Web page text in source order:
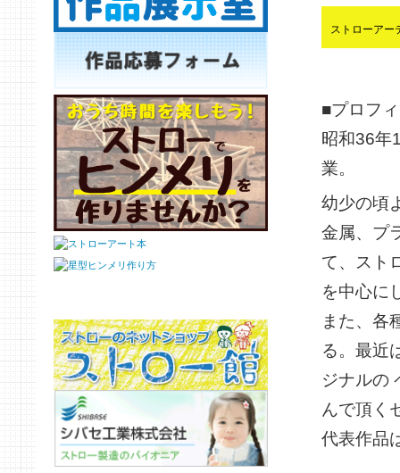
ストローアー
■プロフ
昭和36年
業。
幼少の頃
金属、プ
て、スト
を中心に
また、各
る。最近
ジナルの
んで頂く
代表作品